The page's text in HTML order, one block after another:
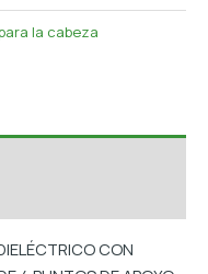
la cabeza
CON